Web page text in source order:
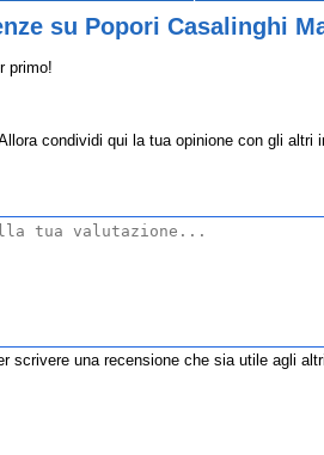
su Popori Casalinghi
primo!
condividi qui la tua opinione con gli altri
scrivere una recensione che sia utile agli